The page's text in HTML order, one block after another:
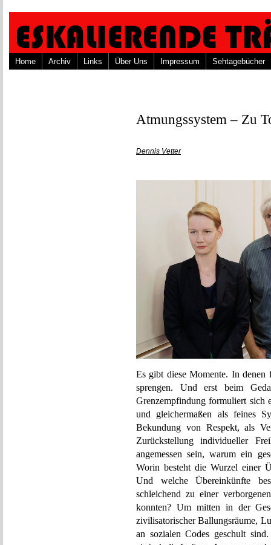
Home Archiv Links Über Uns Impressum Sehtagebücher
Atmungssystem – Zu
Dennis Vetter
Es gibt diese Momente. In denen
sprengen. Und erst beim
Grenzempfindung formuliert sich
und gleichermaßen als feines
Bekundung von Respekt, als
Zurückstellung individueller
angemessen sein, warum ein
Worin besteht die Wurzel einer
Und welche Übereinkünfte
schleichend zu einer
konnten? Um mitten in der
zivilisatorischer Ballungsräume,
an sozialen Codes geschult